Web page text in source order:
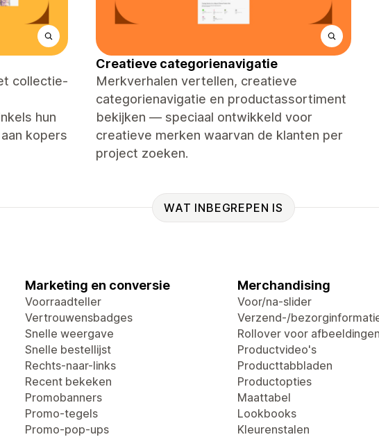
collectie-
hun
kopers
Creatieve categorienavigatie
Merkverhalen vertellen, creatieve
categorienavigatie en productassortiment
bekijken — speciaal ontwikkeld voor
creatieve merken waarvan de klanten per
project zoeken.
WAT INBEGREPEN IS
Marketing en conversie
Voorraadteller
Vertrouwensbadges
Snelle weergave
Snelle bestellijst
Rechts-naar-links
Recent bekeken
Promobanners
Promo-tegels
Promo-pop-ups
Merchandising
Voor/na-slider
Verzend-/
Rollover voor
Productvideo's
Producttabbladen
Productopties
Maattabel
Lookbooks
Kleurenstalen